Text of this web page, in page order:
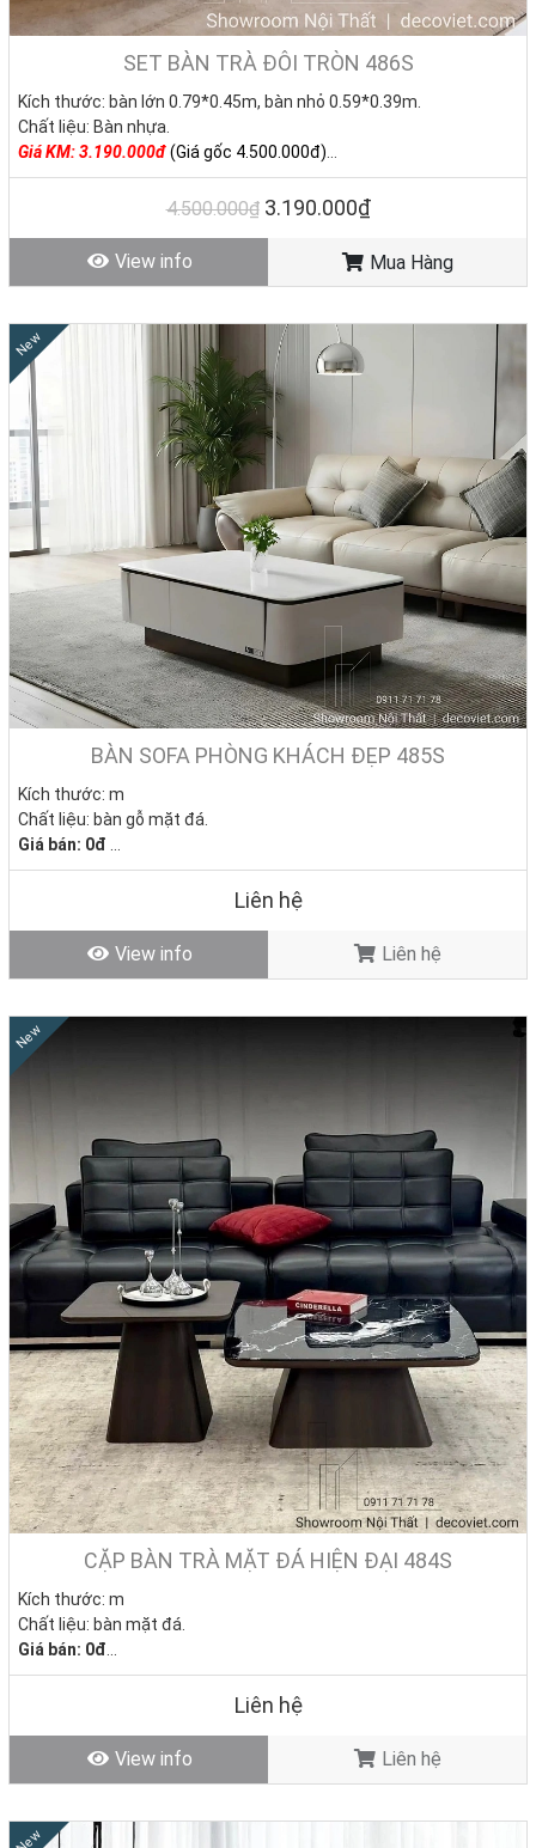
📞 Liên hệ ngay để sở hữu bàn sofa giá rẻ chất lượng
Đừng chờ đến khi phòng khách trông trống trải mới tìm bàn sofa.
👉 Hãy ghé ngay showroom hoặc gọiHotline 0911.71.71.78, chúng
tôi sẽ giúp bạn chọn được chiếcbàn sofa giá rẻ
vừa hợp gu, vừa
hợp túi tiền.
💡Bàn sofa giá rẻ – đẹp – bền chỉ có tại Nhà Decor.Đến showroom
gần nhất ngay hôm nay để chọn mẫu bàn sofa chuẩn gu, nâng tầm
không gian phòng khách của bạn!
SET BÀN TRÀ ĐÔI TRÒN 486S
Kích thước: bàn lớn 0.79*0.45m, bàn nhỏ 0.59*0.39m.
Chất liệu: Bàn nhựa.
Giá KM: 3.190.000đ(Giá gốc 4.500.000đ)
Tình trạng: Hàng mới - Còn hàng
4.500.000₫ 3.190.000₫
View info Mua Hàng
New
BÀN SOFA PHÒNG KHÁCH ĐẸP 485S
Kích thước: m
Chất liệu: bàn gỗ mặt đá.
Giá bán: 0đ
Tình trạng: Hàng mới - Còn hàng
Liên hệ
View info Liên hệ
New
CẶP BÀN TRÀ MẶT ĐÁ HIỆN ĐẠI 484S
Kích thước: m
Chất liệu: bàn mặt đá.
Giá bán: 0đ
Tình trạng: Hàng mới - Còn hàng
Liên hệ
View info Liên hệ
New